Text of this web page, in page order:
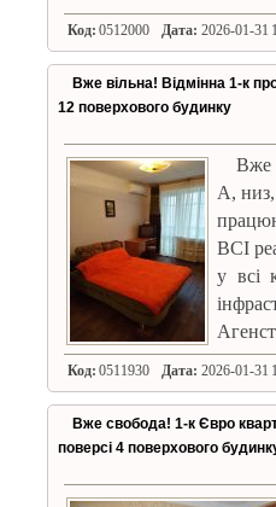
Код: 0512000 Дата: 2026-01-31
Вже вільна! Відмінна 1-к
12 поверхового будинку
Вже
А, низ,
ВСІ
у всі
Код: 0511930 Дата: 2026-01-31
Вже свобода! 1-к Євро
поверсі 4 поверхового